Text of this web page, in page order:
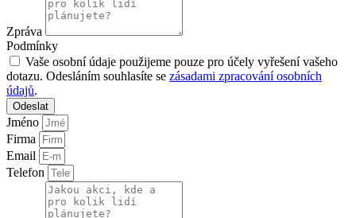
Zpráva
Podmínky
Vaše osobní údaje použijeme pouze pro účely vyřešení vašeho
dotazu. Odesláním souhlasíte se zásadami zpracování osobních
údajů.
Odeslat
Jméno
Firma
Email
Telefon